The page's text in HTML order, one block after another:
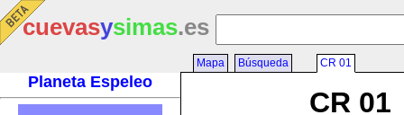
cuevasysimas.es
Planeta Espeleo
Mapa Búsqueda CR 01
CR 01